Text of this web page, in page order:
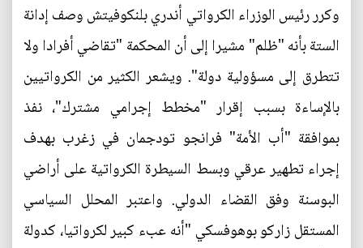
وكرر رئيس الوزراء الكرواتي أندري بلنكوفيتش وصف إدانة
الستة بأنه "ظلم" مشيرا إلى أن المحكمة "تقاضي أفرادا ولا
تتطرق إلى مسؤولية دولة". ويشعر الكثير من الكرواتيين
بالإساءة بسبب إقرار "مخطط إجرامي مشترك"، نفذ
بموافقة "أب الأمة" فرانجو تودجمان في زغرب بهدف
إجراء تطهير عرقي وبسط السيطرة الكرواتية على أراضي
البوسنة وفق القضاء الدولي. واعتبر المحلل السياسي
المستقل زاركو بوهوفسكي "أنه عبء كبير لكرواتيا، كدولة